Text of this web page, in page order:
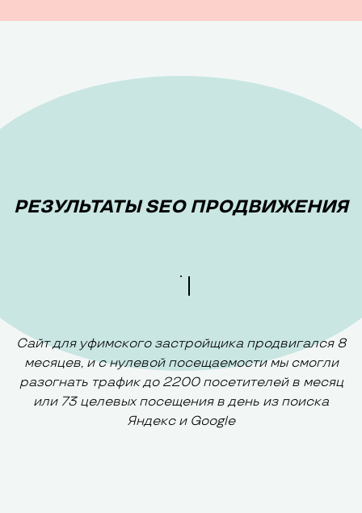
РЕЗУЛЬТАТЫ SEO ПРОДВИЖЕНИЯ
Сайт для уфимского застройщика продвигался 8
месяцев, и с нулевой посещаемости мы смогли
разогнать трафик до 2200 посетителей в месяц
или 73 целевых посещения в день из поиска
Яндекс и Google